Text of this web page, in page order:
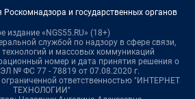
и государственных органов
издание «NGS55.RU» (18+)
службой по надзору в сфере связи,
и массовых коммуникаций
номер и дата принятия решения о
ЭЛ № ФС 77 - 78819 от 07.08.2020 г.
ответственностью "ИНТЕРНЕТ
ТЕХНОЛОГИИ"